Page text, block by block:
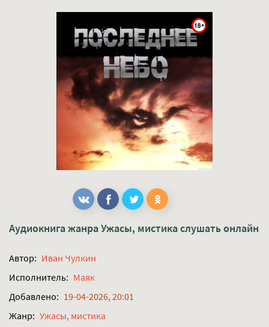
Аудиокнига жанра Ужасы, мистика слушать онлайн
Автор: Иван Чулкин
Исполнитель: Маяк
Добавлено: 19-04-2026, 20:01
Жанр: Ужасы, мистика